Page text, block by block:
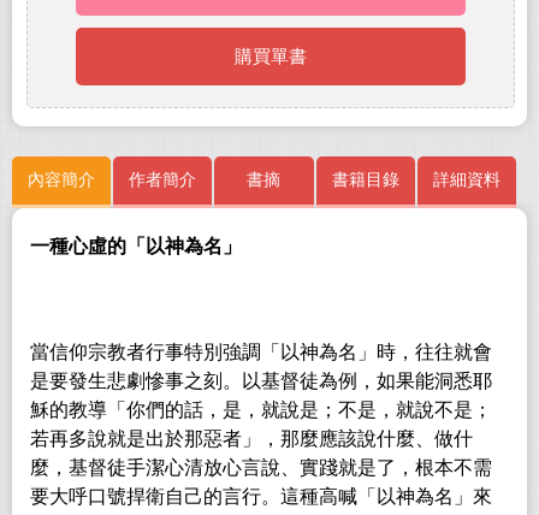
購買單書
內容簡介 作者簡介 書摘 書籍目錄 詳細資料
一種心虛的「以神為名」
當信仰宗教者行事特別強調「以神為名」時，往往就會
是要發生悲劇慘事之刻。以基督徒為例，如果能洞悉耶
穌的教導「你們的話，是，就說是；不是， 就說不是；
若再多說就是出於那惡者」，那麼應該說什麼、做什
麼，基督徒手潔心清放心言說、實踐就是了，根本不需
要大呼口號捍衛自己的言行。這種高喊「以神為名」來